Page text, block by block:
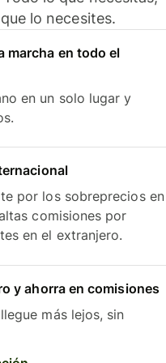
lo necesites.
marcha en todo el
en un solo lugar y
por los sobreprecios en
comisiones por
en el extranjero.
y ahorra en comisiones
más lejos, sin